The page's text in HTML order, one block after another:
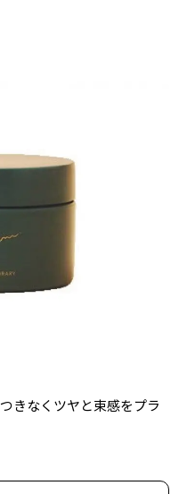
きなくツヤと束感をプラ